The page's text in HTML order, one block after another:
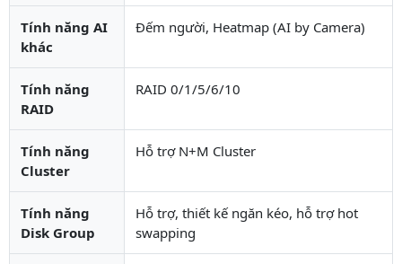
Tính năng AI
khác
Đếm người, Heatmap (AI by Camera)
Tính năng
RAID
RAID 0/1/5/6/10
Tính năng
Cluster
Hỗ trợ N+M Cluster
Tính năng
Disk Group
Hỗ trợ, thiết kế ngăn kéo, hỗ trợ hot
swapping